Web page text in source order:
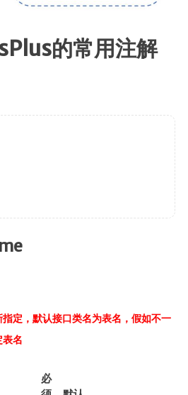
的常用注解
定，默认接口类名为表名，假如不一
名
必